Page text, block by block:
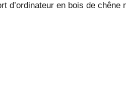
d’ordinateur en bois de